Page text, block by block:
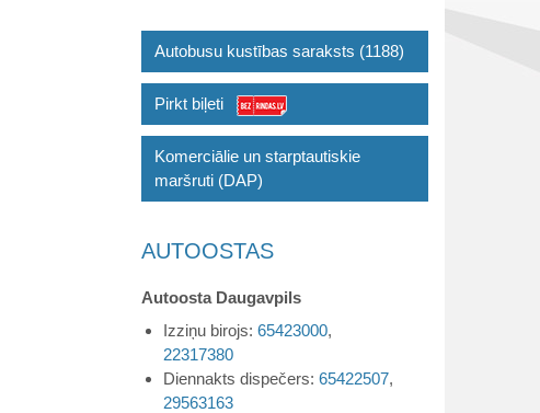
Autobusu kustības saraksts (1188)
Pirkt biļeti
Komerciālie un starptautiskie
maršruti (DAP)
AUTOOSTAS
Autoosta Daugavpils
Izziņu birojs: 65423000,
22317380
Diennakts dispečers: 65422507,
29563163